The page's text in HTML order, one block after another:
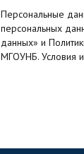
Персональные
персональных
данных» и
МГОУНБ. Условия